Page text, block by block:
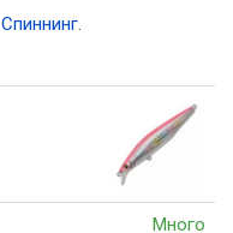
Спиннинг.
Много